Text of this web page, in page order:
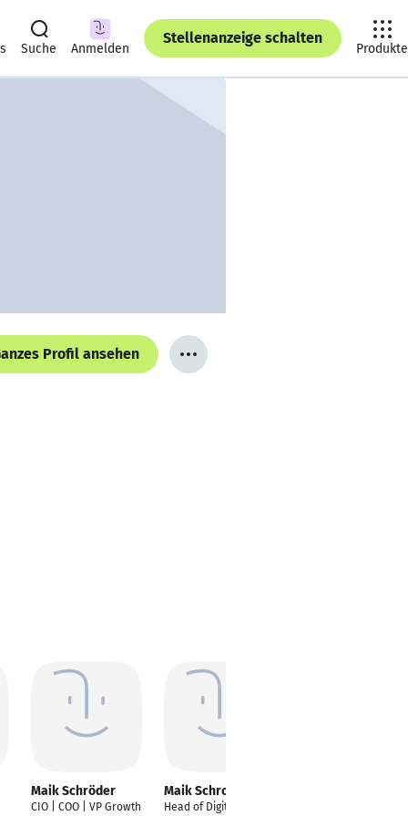
Suche Anmelden
Stellenanzeige schalten
Produkte
Profil ansehen
Maik Schröder
CIO | COO | VP Growth
Maik Schroeder
Head of Digitalisation